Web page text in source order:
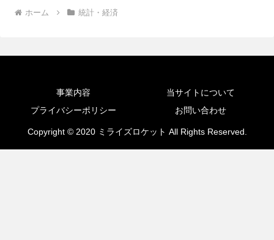
ホーム 統計・経済
事業内容
当サイトについて
プライバシーポリシー
お問い合わせ
Copyright © 2020 ミライズロケット All Rights Reserved.